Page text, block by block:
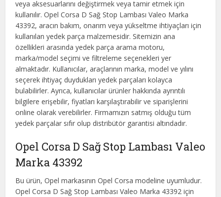
veya aksesuarlarını değiştirmek veya tamir etmek için
kullanılır. Opel Corsa D Sağ Stop Lambası Valeo Marka
43392, aracın bakım, onarım veya yükseltme ihtiyaçları için
kullanılan yedek parça malzemesidir. Sitemizin ana
özellikleri arasında yedek parça arama motoru,
marka/model seçimi ve filtreleme seçenekleri yer
almaktadır. Kullanıcılar, araçlarının marka, model ve yılını
seçerek ihtiyaç duydukları yedek parçaları kolayca
bulabilirler. Ayrıca, kullanıcılar ürünler hakkında ayrıntılı
bilgilere erişebilir, fiyatları karşılaştırabilir ve siparişlerini
online olarak verebilirler. Firmamızın satmış olduğu tüm
yedek parçalar sıfır olup distribütör garantisi altındadır.
Opel Corsa D Sağ Stop Lambası Valeo
Marka 43392
Bu ürün, Opel markasının Opel Corsa modeline uyumludur.
Opel Corsa D Sağ Stop Lambası Valeo Marka 43392 için